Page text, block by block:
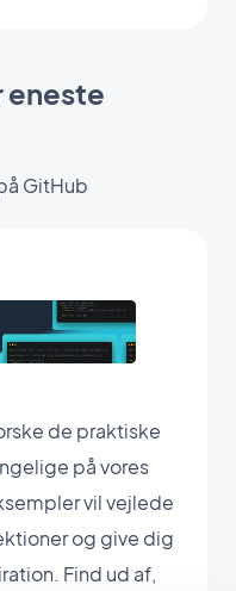
eneste
GitHub
de praktiske
på vores
vil vejlede
og give dig
Find ud af,